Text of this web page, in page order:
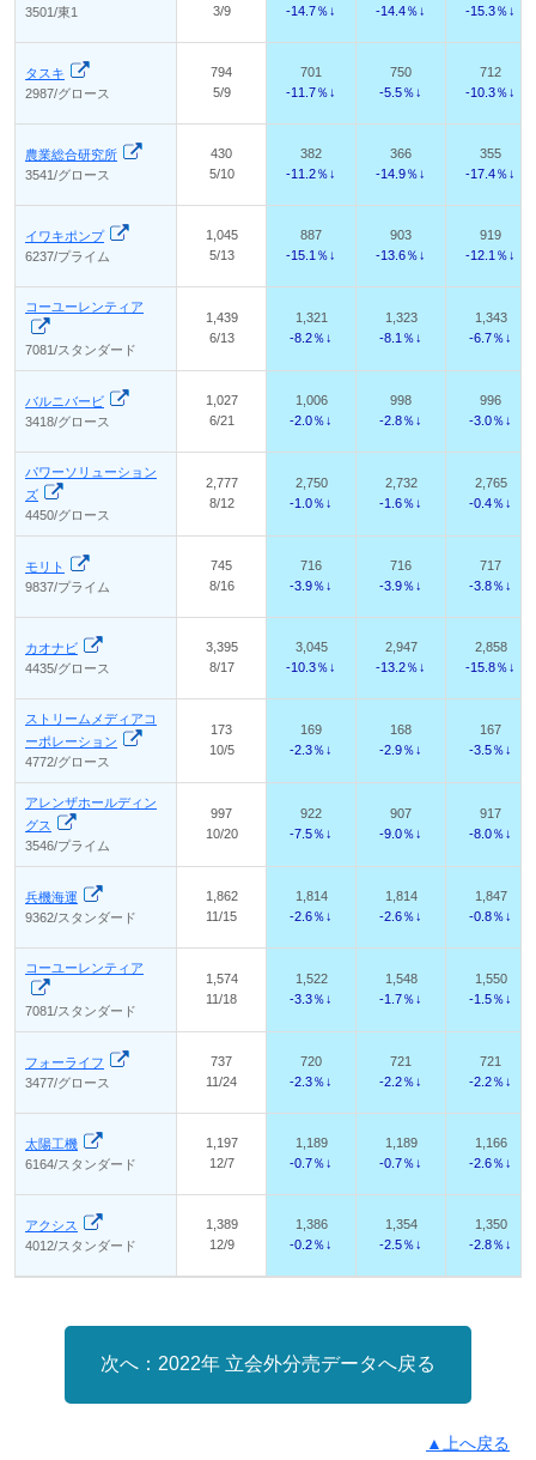
3501/東1
3/9
-14.7％↓
-14.4％↓
-15.3％↓
タスキ
2987/グロース
794
5/9
701
-11.7％↓
750
-5.5％↓
712
-10.3％↓
農業総合研究所
3541/グロース
430
5/10
382
-11.2％↓
366
-14.9％↓
355
-17.4％↓
イワキポンプ
6237/プライム
1,045
5/13
887
-15.1％↓
903
-13.6％↓
919
-12.1％↓
コーユーレンティア
7081/スタンダード
1,439
6/13
1,321
-8.2％↓
1,323
-8.1％↓
1,343
-6.7％↓
バルニバービ
3418/グロース
1,027
6/21
1,006
-2.0％↓
998
-2.8％↓
996
-3.0％↓
パワーソリューション
ズ
4450/グロース
2,777
8/12
2,750
-1.0％↓
2,732
-1.6％↓
2,765
-0.4％↓
モリト
9837/プライム
745
8/16
716
-3.9％↓
716
-3.9％↓
717
-3.8％↓
カオナビ
4435/グロース
3,395
8/17
3,045
-10.3％↓
2,947
-13.2％↓
2,858
-15.8％↓
ストリームメディアコ
ーポレーション
4772/グロース
173
10/5
169
-2.3％↓
168
-2.9％↓
167
-3.5％↓
アレンザホールディン
グス
3546/プライム
997
10/20
922
-7.5％↓
907
-9.0％↓
917
-8.0％↓
兵機海運
9362/スタンダード
1,862
11/15
1,814
-2.6％↓
1,814
-2.6％↓
1,847
-0.8％↓
コーユーレンティア
7081/スタンダード
1,574
11/18
1,522
-3.3％↓
1,548
-1.7％↓
1,550
-1.5％↓
フォーライフ
3477/グロース
737
11/24
720
-2.3％↓
721
-2.2％↓
721
-2.2％↓
太陽工機
6164/スタンダード
1,197
12/7
1,189
-0.7％↓
1,189
-0.7％↓
1,166
-2.6％↓
アクシス
4012/スタンダード
1,389
12/9
1,386
-0.2％↓
1,354
-2.5％↓
1,350
-2.8％↓
2022年 立会外分売データへ戻る
▲上へ戻る